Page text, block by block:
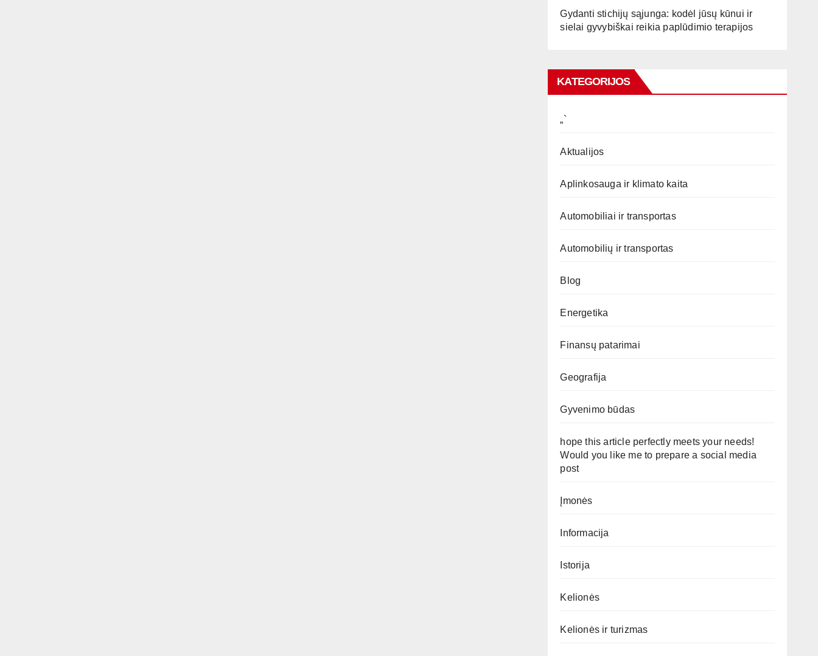
Gydanti stichijų sąjunga: kodėl jūsų kūnui ir
sielai gyvybiškai reikia paplūdimio terapijos
KATEGORIJOS
„`
Aktualijos
Aplinkosauga ir klimato kaita
Automobiliai ir transportas
Automobilių ir transportas
Blog
Energetika
Finansų patarimai
Geografija
Gyvenimo būdas
hope this article perfectly meets your needs!
Would you like me to prepare a social media
post
Įmonės
Informacija
Istorija
Kelionės
Kelionės ir turizmas